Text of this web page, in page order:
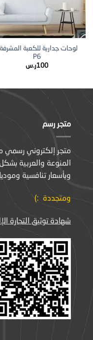
لوحات جدارية للكعبة
P6
100ر.س
متجر رسم
متجر إلكتروني رسمي
المنوعة والعربية
وبأسعار تنافسية
ومتجددة :)
شهادة توثيق التجارة